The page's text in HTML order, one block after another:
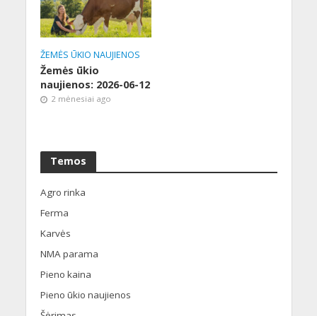
ŽEMĖS ŪKIO NAUJIENOS
Žemės ūkio
naujienos: 2026-06-12
2 mėnesiai ago
Temos
Agro rinka
Ferma
Karvės
NMA parama
Pieno kaina
Pieno ūkio naujienos